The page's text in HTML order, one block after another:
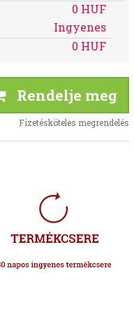
0 HUF
Ingyenes
0 HUF
Rendelje meg
Fizetésköteles megrendelés